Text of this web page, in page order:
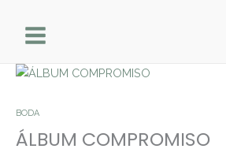
contenido
BODA
ÁLBUM COMPROMISO
ÁLBUM
cantidad